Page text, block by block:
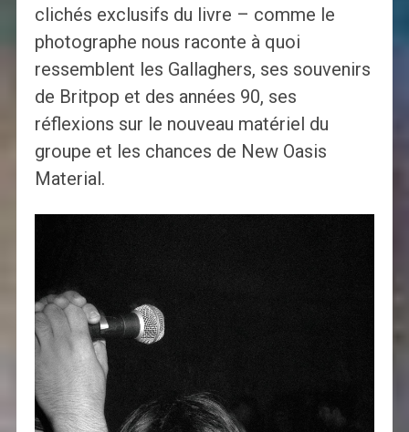
clichés exclusifs du livre – comme le
photographe nous raconte à quoi
ressemblent les Gallaghers, ses souvenirs
de Britpop et des années 90, ses
réflexions sur le nouveau matériel du
groupe et les chances de New Oasis
Material.